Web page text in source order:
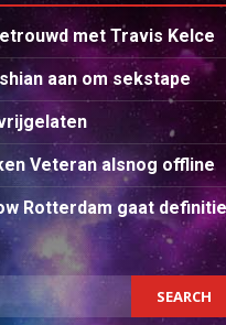
met Travis Kelce
aan om sekstape
Veteran alsnog offline
Rotterdam gaat